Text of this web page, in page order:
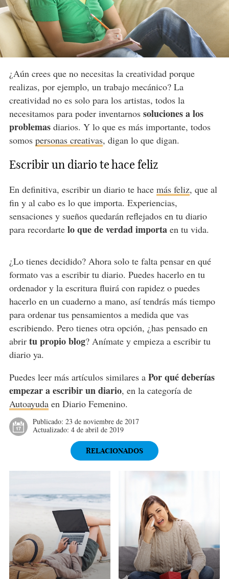
¿Aún crees que no necesitas la creatividad porque
realizas, por ejemplo, un trabajo mecánico? La
creatividad no es solo para los artistas, todos la
necesitamos para poder inventarnossoluciones a los
problemasdiarios. Y lo que es más importante, todos
somos personas creativas, digan lo que digan.
Escribir un diario te hace feliz
En definitiva, escribir un diario te hace más feliz, que al
fin y al cabo es lo que importa. Experiencias,
sensaciones y sueños quedarán reflejados en tu diario
para recordarte lo que de verdad importaen tu vida.
¿Lo tienes decidido? Ahora solo te falta pensar en qué
formato vas a escribir tu diario. Puedes hacerlo en tu
ordenador y la escritura fluirá con rapidez o puedes
hacerlo en un cuaderno a mano, así tendrás más tiempo
para ordenar tus pensamientos a medida que vas
escribiendo. Pero tienes otra opción, ¿has pensado en
abrir tu propio blog? Anímate y empieza a escribir tu
diario ya.
Puedes leer más artículos similares a Por qué deberías
empezar a escribir un diario, en la categoría de
Autoayudaen Diario Femenino.
Publicado: 23 de noviembre de 2017
Actualizado: 4 de abril de 2019
RELACIONADOS